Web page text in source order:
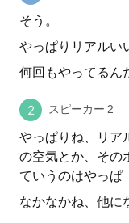
そう。
やっぱりリアルい
何回もやってるん
スピーカー 2
やっぱりね、リア
の空気とか、その
ていうのはやっぱ
なかなかね、他に